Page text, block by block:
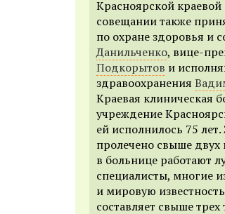
Красноярской
совещании также
по охране здоровья и
Данильченко, вице-
Подкорытов и
здравоохранения
Краевая клиническая
учреждение
ей исполнилось 75
пролечено свыше двух
в больнице работают
специалисты, многие
и мировую
составляет свыше